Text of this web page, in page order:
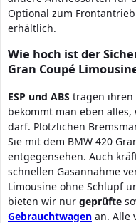
Optional zum
erhältlich.
Wie hoch ist der
Gran Coupé
ESP und ABS tragen ihren
bekommt man eben
darf. Plötzlichen
Sie mit dem BMW 420
entgegensehen. Auch
schnellen Gasannahme
Limousine ohne Schlupf
bieten wir nur geprüfte
Gebrauchtwagen an. Alle